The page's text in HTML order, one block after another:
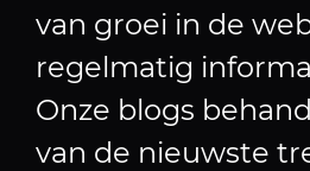
van groei in de
regelmatig
Onze blogs
van de nieuwste